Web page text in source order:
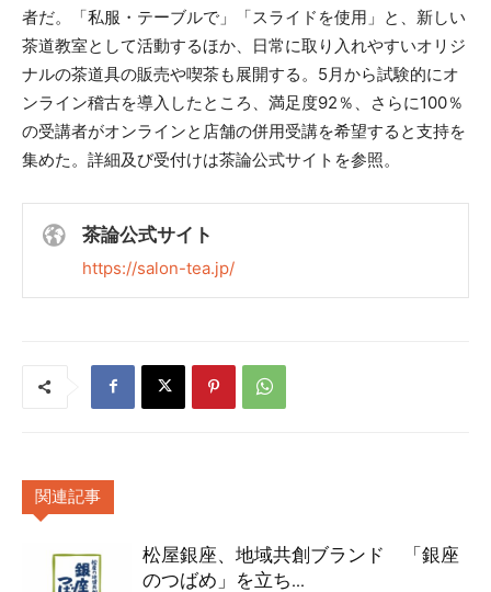
者だ。「私服・テーブルで」「スライドを使用」と、新しい
茶道教室として活動するほか、日常に取り入れやすいオリジ
ナルの茶道具の販売や喫茶も展開する。5月から試験的にオ
ンライン稽古を導入したところ、満足度92％、さらに100％
の受講者がオンラインと店舗の併用受講を希望すると支持を
集めた。詳細及び受付けは茶論公式サイトを参照。
茶論公式サイト
https://salon-tea.jp/
関連記事
松屋銀座、地域共創ブランド 「銀座
のつばめ」を立ち...